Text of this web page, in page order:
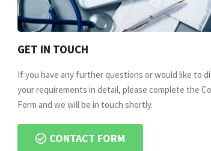
GET IN TOUCH
If you have any further questions or would like to
your requirements in detail, please complete the
Form and we will be in touch shortly.
CONTACT FORM